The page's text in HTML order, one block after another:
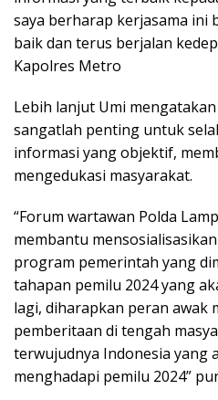
saya berharap kerjasama ini
baik dan terus berjalan
Kapolres Metro
Lebih lanjut Umi mengatakan
sangatlah penting untuk
informasi yang objektif,
mengedukasi masyarakat.
“Forum wartawan Polda
membantu
program pemerintah yang
tahapan pemilu 2024 yang
lagi, diharapkan peran awak
pemberitaan di tengah
terwujudnya Indonesia yang
menghadapi pemilu 2024”